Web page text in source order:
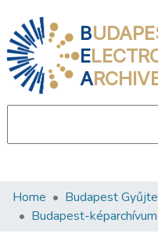
B
E
A
Communities &
Home Budapest
Budapest-képarchívum